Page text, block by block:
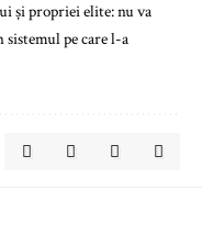
și propriei elite: nu va
sistemul pe care l-a